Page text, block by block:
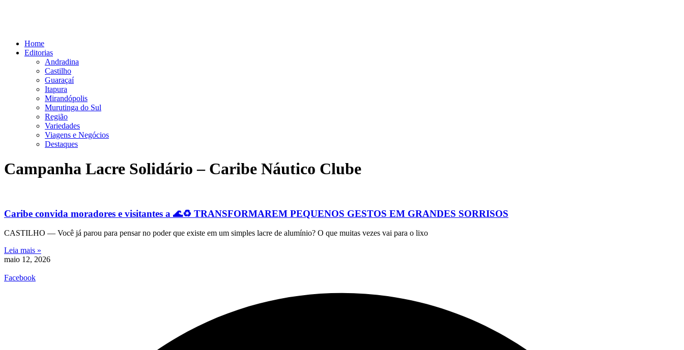
Home
Editorias
Andradina
Castilho
Guaraçaí
Itapura
Mirandópolis
Murutinga do Sul
Região
Variedades
Viagens e Negócios
Destaques
Campanha Lacre Solidário – Caribe Náutico Clube
Caribe convida moradores e visitantes a 🌊♻️ TRANSFORMAREM PEQUENOS GESTOS EM GRANDES SORRISOS
CASTILHO — Você já parou para pensar no poder que existe em um simples lacre de alumínio? O que muitas vezes vai para o lixo
Leia mais »
maio 12, 2026
Facebook